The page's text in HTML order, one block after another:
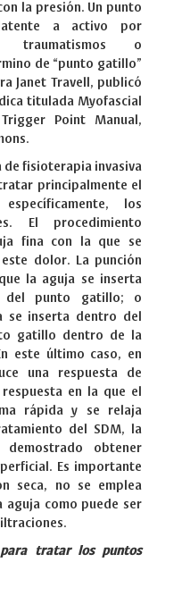
la presión. Un punto
a activo por
traumatismos o
de “punto gatillo”
Janet Travell, publicó
titulada Myofascial
Point Manual,
de fisioterapia invasiva
principalmente el
los
El procedimiento
fina con la que se
dolor. La punción
la aguja se inserta
del punto gatillo; o
se inserta dentro del
gatillo dentro de la
este último caso, en
una respuesta de
en la que el
rápida y se relaja
del SDM, la
obtener
Es importante
seca, no se emplea
aguja como puede ser
tratar los puntos